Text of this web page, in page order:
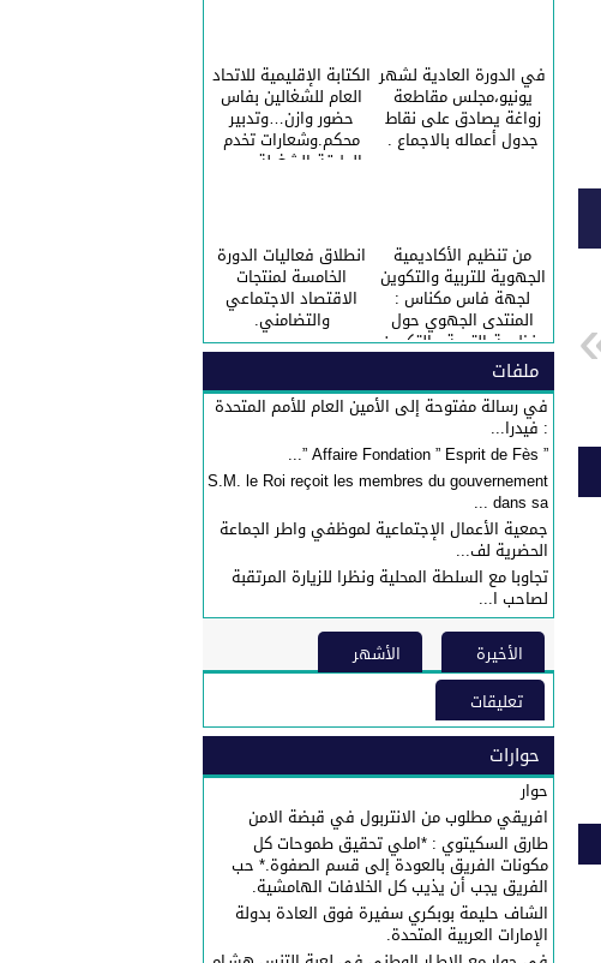
في الدورة العادية لشهر
يونيو،مجلس مقاطعة
زواغة يصادق على نقاط
جدول أعماله بالاجماع .
الكتابة الإقليمية للاتحاد
العام للشغالين بفاس
حضور وازن…وتدبير
محكم.وشعارات تخدم
الطبقة الشغيلة ……
من تنظيم الأكاديمية
الجهوية للتربية والتكوين
لجهة فاس مكناس :
المنتدى الجهوي حول
منظومة التربية والتكوين
:خارطة إصلاح المنظومة :
“الحصيلة والافاق”.
انطلاق فعاليات الدورة
الخامسة لمنتجات
الاقتصاد الاجتماعي
والتضامني.
ملفات
في رسالة مفتوحة إلى الأمين العام للأمم المتحدة
: فيدرا...
” Affaire Fondation ” Esprit de Fès ”...
S.M. le Roi reçoit les membres du gouvernement
dans sa ...
جمعية الأعمال الإجتماعية لموظفي واطر الجماعة
الحضرية لف...
تجاوبا مع السلطة المحلية ونظرا للزيارة المرتقبة
لصاحب ا...
الأخيرة
الأشهر
تعليقات
حوارات
حوار
افريقي مطلوب من الانتربول في قبضة الامن
طارق السكيتوي : *املي تحقيق طموحات كل
مكونات الفريق بالعودة إلى قسم الصفوة.* حب
الفريق يجب أن يذيب كل الخلافات الهامشية.
الشاف حليمة بوبكري سفيرة فوق العادة بدولة
الإمارات العربية المتحدة.